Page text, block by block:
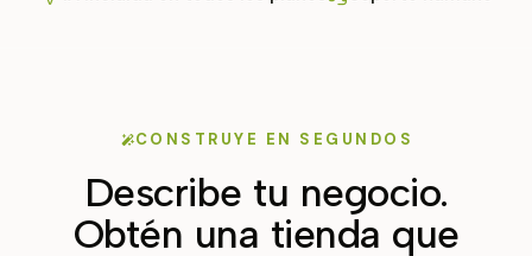
CONSTRUYE EN SEGUNDOS
Describe tu negocio.
Obtén una tienda que